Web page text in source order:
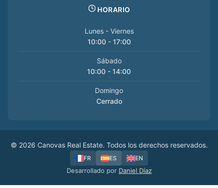
HORARIO
Lunes - Viernes
10:00 - 17:00
Sábado
10:00 - 14:00
Domingo
Cerrado
© 2026 Canovas Real Estate. Todos los derechos reservados.
FR ES EN
Desarrollado por Daniel Díaz